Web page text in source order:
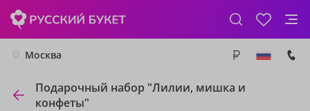
Москва
Подарочный набор "Лилии, мишка и
конфеты"